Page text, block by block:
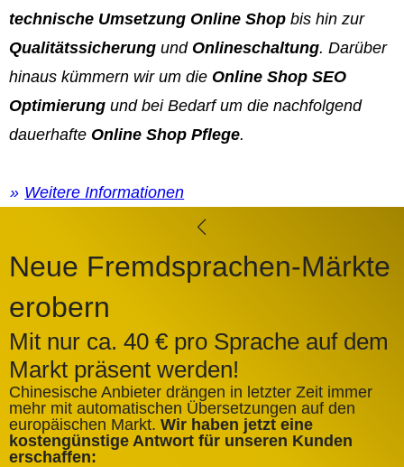
technische Umsetzung Online Shop bis hin zur
Qualitätssicherung und Onlineschaltung. Darüber
hinaus kümmern wir um die Online Shop SEO
Optimierung und bei Bedarf um die nachfolgend
dauerhafte Online Shop Pflege.
Weitere Informationen
Neue Fremdsprachen-Märkte
erobern
Mit nur ca. 40 € pro Sprache auf dem
Markt präsent werden!
Chinesische Anbieter drängen in letzter Zeit immer
mehr mit automatischen Übersetzungen auf den
europäischen Markt. Wir haben jetzt eine
kostengünstige Antwort für unseren Kunden
erschaffen: